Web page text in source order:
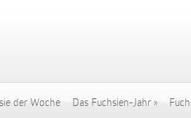
der Woche Das Fuchsien-Jahr »